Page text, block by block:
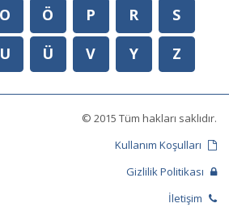
O Ö P R
S
U Ü V Y Z
© 2015 Tüm hakları saklıdır.
Kullanım Koşulları
Gizlilik Politikası
İletişim